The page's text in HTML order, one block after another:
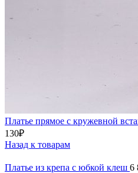
Платье прямое с кружевной
130₽
Назад к товарам
Платье из крепа с юбкой клеш 6